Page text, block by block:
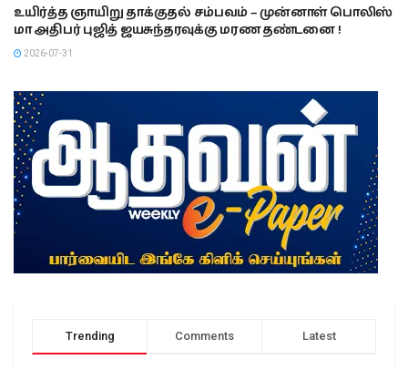
உயிர்த்த ஞாயிறு தாக்குதல் சம்பவம் – முன்னாள் பொலிஸ்
மா அதிபர் புஜித் ஜயசுந்தரவுக்கு மரண தண்டனை !
2026-07-31
Trending Comments Latest